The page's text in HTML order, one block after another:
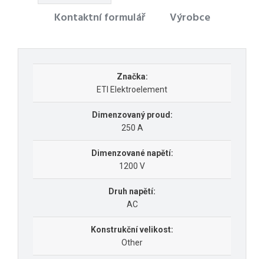
Kontaktní formulář
Výrobce
Značka:
ETI Elektroelement
Dimenzovaný proud:
250 A
Dimenzované napětí:
1200 V
Druh napětí:
AC
Konstrukční velikost:
Other